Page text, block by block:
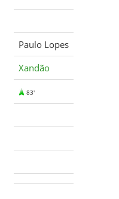
Paulo Lopes
Xandão
83'